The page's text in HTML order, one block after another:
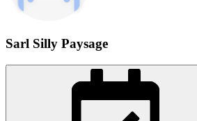
Sarl Silly Paysage